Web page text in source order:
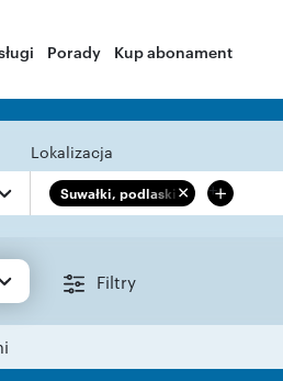
Porady Kup abonament
Lokalizacja
Suwałki, podlaskie +
Filtry